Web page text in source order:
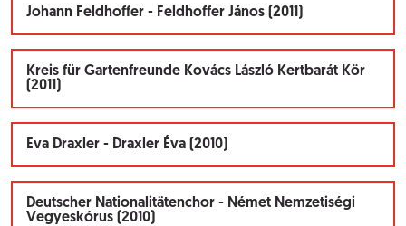
Johann Feldhoffer - Feldhoffer János (2011)
Kreis für Gartenfreunde Kovács László Kertbarát Kör
(2011)
Eva Draxler - Draxler Éva (2010)
Deutscher Nationalitätenchor - Német Nemzetiségi
Vegyeskórus (2010)